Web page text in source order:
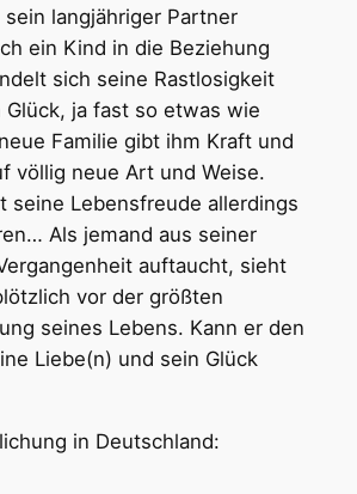
langjähriger Partner
ein Kind in die Beziehung
sich seine Rastlosigkeit
Glück, ja fast so etwas wie
Familie gibt ihm Kraft und
völlig neue Art und Weise.
seine Lebensfreude allerdings
Als jemand aus seiner
auftaucht, sieht
vor der größten
seines Lebens. Kann er den
Liebe(n) und sein Glück
in Deutschland: